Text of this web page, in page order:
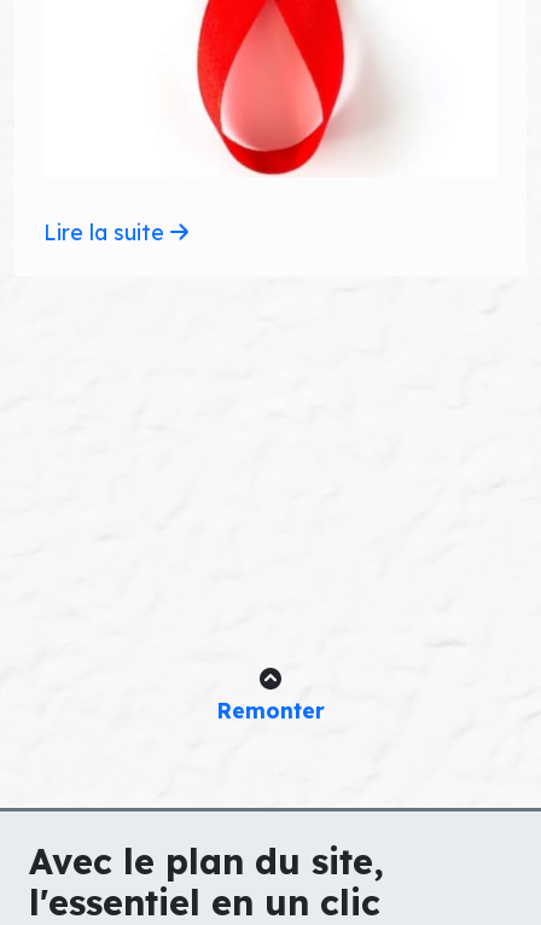
Lire la suite
Remonter
Avec le plan du site,
l'essentiel en un clic